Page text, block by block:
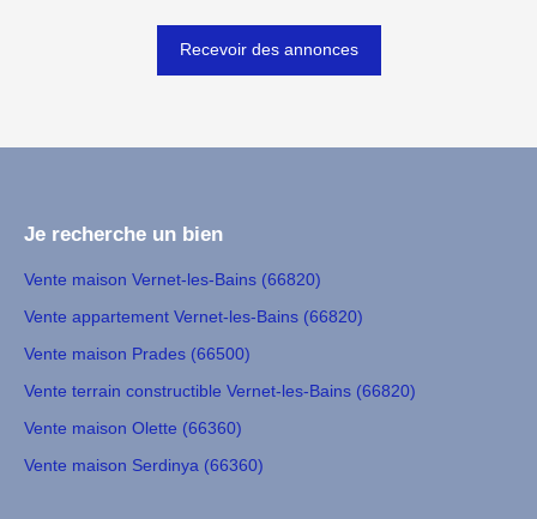
Recevoir des annonces
Je recherche un bien
Vente maison Vernet-les-Bains (66820)
Vente appartement Vernet-les-Bains (66820)
Vente maison Prades (66500)
Vente terrain constructible Vernet-les-Bains (66820)
Vente maison Olette (66360)
Vente maison Serdinya (66360)